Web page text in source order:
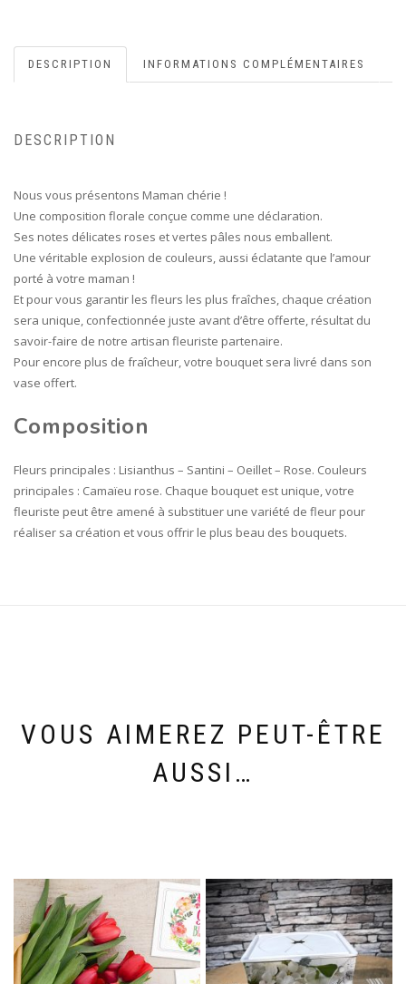
DESCRIPTION INFORMATIONS COMPLÉMENTAIRES
DESCRIPTION
Nous vous présentons Maman chérie !
Une composition florale conçue comme une déclaration.
Ses notes délicates roses et vertes pâles nous emballent.
Une véritable explosion de couleurs, aussi éclatante que l’amour
porté à votre maman !
Et pour vous garantir les fleurs les plus fraîches, chaque création
sera unique, confectionnée juste avant d’être offerte, résultat du
savoir-faire de notre artisan fleuriste partenaire.
Pour encore plus de fraîcheur, votre bouquet sera livré dans son
vase offert.
Composition
Fleurs principales : Lisianthus – Santini – Oeillet – Rose. Couleurs
principales : Camaïeu rose. Chaque bouquet est unique, votre
fleuriste peut être amené à substituer une variété de fleur pour
réaliser sa création et vous offrir le plus beau des bouquets.
VOUS AIMEREZ PEUT-ÊTRE
AUSSI…